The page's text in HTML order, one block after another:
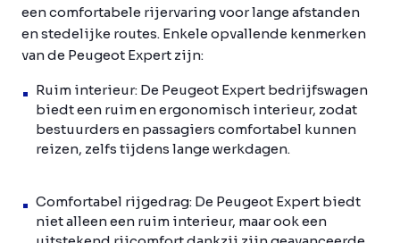
een comfortabele rijervaring voor lange afstanden
en stedelijke routes. Enkele opvallende kenmerken
van de Peugeot Expert zijn:
Ruim interieur: De Peugeot Expert bedrijfswagen
biedt een ruim en ergonomisch interieur, zodat
bestuurders en passagiers comfortabel kunnen
reizen, zelfs tijdens lange werkdagen.
Comfortabel rijgedrag: De Peugeot Expert biedt
niet alleen een ruim interieur, maar ook een